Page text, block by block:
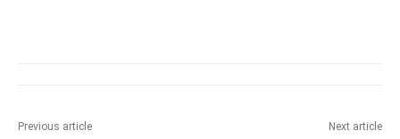
Previous article Next article